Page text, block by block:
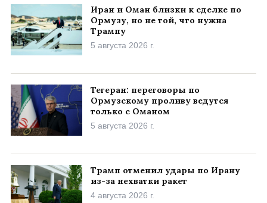
Иран и Оман близки к сделке по
Ормузу, но не той, что нужна
Трампу
5 августа 2026 г.
Тегеран: переговоры по
Ормузскому проливу ведутся
только с Оманом
5 августа 2026 г.
Трамп отменил удары по Ирану
из-за нехватки ракет
4 августа 2026 г.